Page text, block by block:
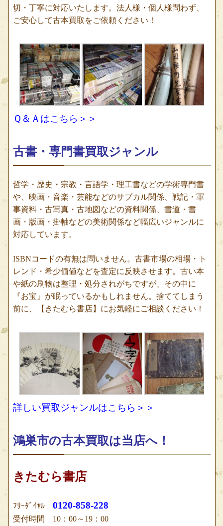
切・丁寧に対応いたします。法人様・個人様問わず、
ご安心して古本買取をご依頼ください！
Ｑ＆Ａはこちら＞＞
古書・専門書買取ジャンル
哲学・歴史・宗教・言語学・理工書などの学術専門書
や、映画・音楽・芸能などのサブカル関係、戦記・軍
事資料・古写真・古地図などの資料関係、書道・書
画・版画・掛軸などの美術関係など幅広いジャンルに
対応しています。
ISBNコードの有無は問いません。古書市場の相場・ト
レンド・希少価値などを査定に反映させます。古い本
や紙の刷物は整理・処分されがちですが、その中に
『お宝』が眠っているかもしれません。捨ててしまう
前に、【きたむら書店】にお気軽にご相談ください！
詳しい買取ジャンルはこちら＞＞
鴻巣市の古本買取は当店へ！
きたむら書店
ﾌﾘｰﾀﾞｲﾔﾙ0120-858-228
受付時間 10：00～19：00